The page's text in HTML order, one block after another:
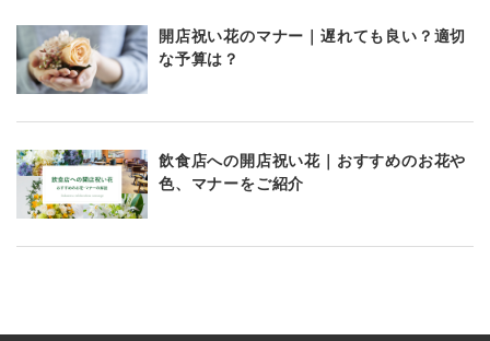
開店祝い花のマナー｜遅れても良い？適切
な予算は？
飲食店への開店祝い花｜おすすめのお花や
色、マナーをご紹介